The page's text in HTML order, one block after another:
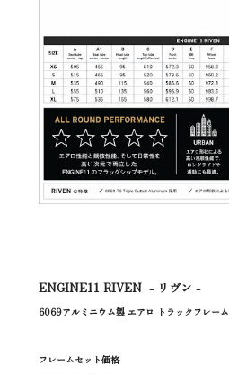
ENGINE11 RIVEN - リヴン -
6069アルミニウム製 エアロ トラックフレーム
フレームセット価格